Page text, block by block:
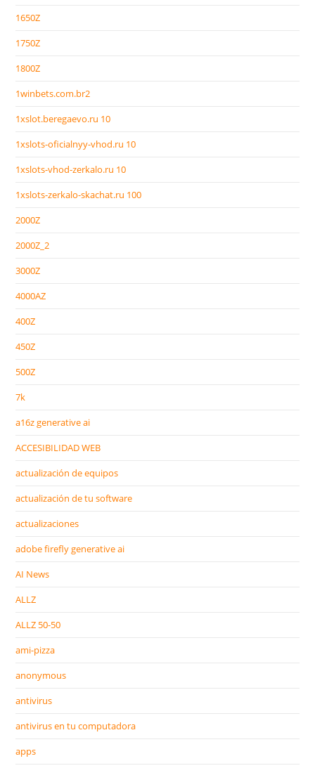
1650Z
1750Z
1800Z
1winbets.com.br2
1xslot.beregaevo.ru 10
1xslots-oficialnyy-vhod.ru 10
1xslots-vhod-zerkalo.ru 10
1xslots-zerkalo-skachat.ru 100
2000Z
2000Z_2
3000Z
4000AZ
400Z
450Z
500Z
7k
a16z generative ai
ACCESIBILIDAD WEB
actualización de equipos
actualización de tu software
actualizaciones
adobe firefly generative ai
AI News
ALLZ
ALLZ 50-50
ami-pizza
anonymous
antivirus
antivirus en tu computadora
apps